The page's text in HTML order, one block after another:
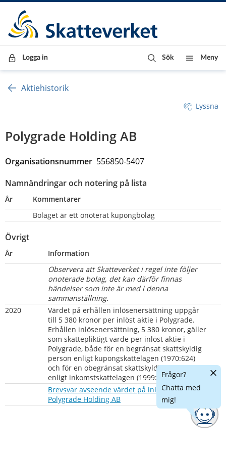
Till innehåll
Till navigationen
Till chattrobot
Logga in Sök Meny
Aktiehistorik
Lyssna
Polygrade Holding AB
Organisationsnummer 556850-5407
Namnändringar och notering på lista
År
Kommentarer
Bolaget är ett onoterat kupongbolag
Övrigt
År
Information
Observera att Skatteverket i regel inte följer
onoterade bolag, det kan därför finnas
händelser som inte är med i denna
sammanställning.
2020
Värdet på erhållen inlösenersättning uppgår
till 5 380 kronor per inlöst aktie i Polygrade.
Erhållen inlösenersättning, 5 380 kronor, gäller
som skattepliktigt värde per inlöst aktie i
Polygrade, både för en begränsat skattskyldig
person enligt kupongskattelagen (1970:624)
och för en obegränsat skattskyldig person
enligt inkomstskattelagen (1999:1229).
Brevsvar avseende värdet på inlösen av aktier i
Polygrade Holding ABpdf, 73 kB.
Frågor?
Chatta med
mig!
Dölj